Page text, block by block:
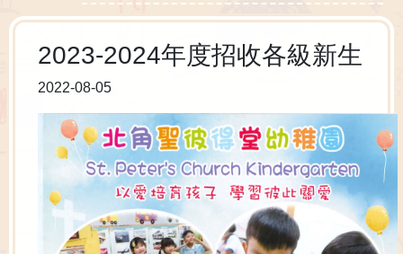
2023-2024年度招收各級新生
2022-08-05